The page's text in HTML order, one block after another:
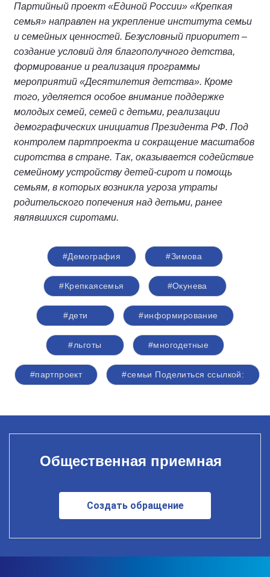
Партийный проект «Единой России» «Крепкая
семья» направлен на укрепление института семьи
и семейных ценностей. Безусловный приоритет –
создание условий для благополучного детства,
формирование и реализация программы
мероприятий «Десятилетия детства». Кроме
того, уделяется особое внимание поддержке
молодых семей, семей с детьми, реализации
демографических инициатив Президента РФ. Под
контролем партпроекта и сокращение масштабов
сиротства в стране. Так, оказывается содействие
семейному устройству детей-сирот и помощь
семьям, в которых возникла угроза утраты
родительского попечения над детьми, ранее
являвшихся сиротами.
#Демография #Зимова
#Крепкаясемья #Окунева
#дети #информирование
#льготы #многодетные
#партпроект #семьи Поделиться ссылкой:
Общественная приемная
Создать обращение